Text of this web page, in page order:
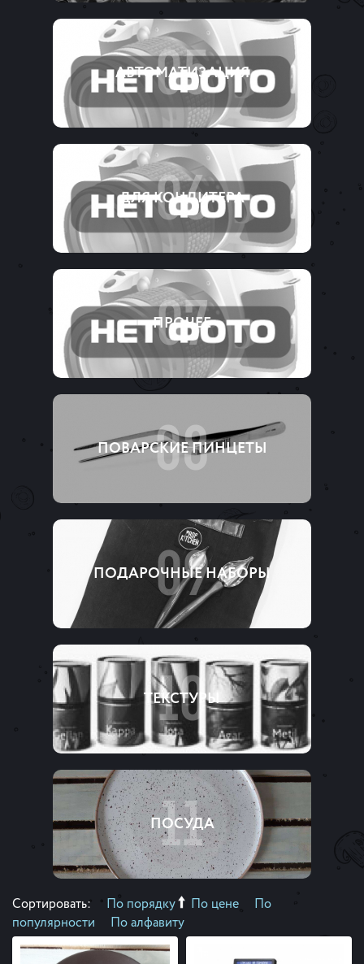
05
АВТОМАТИЗАЦИЯ
06
ДЛЯ КОНДИТЕРА
07
ПРОЧЕЕ
08
ПОВАРСКИЕ ПИНЦЕТЫ
09
ПОДАРОЧНЫЕ НАБОРЫ
10
ТЕКСТУРЫ
11
ПОСУДА
Сортировать: По порядку По цене
По
популярности
По алфавиту